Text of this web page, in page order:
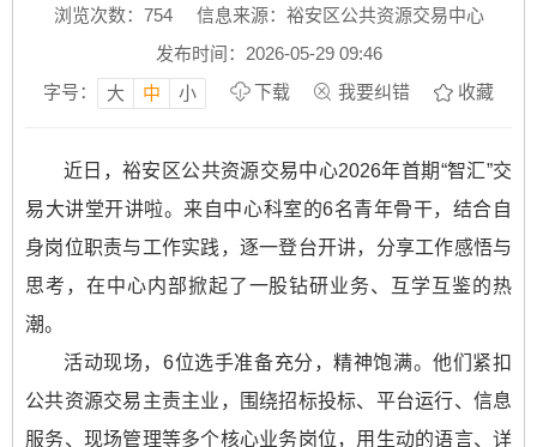
浏览次数： 754
信息来源：裕安区公共资源交易中心
发布时间：2026-05-29 09:46
字号：
大 中 小 下载 我要纠错 收藏
近日，裕安区公共资源交易中心2026年首期“智汇”交
易大讲堂开讲啦。来自中心科室的6名青年骨干，结合自
身岗位职责与工作实践，逐一登台开讲，分享工作感悟与
思考，在中心内部掀起了一股钻研业务、互学互鉴的热
潮。
活动现场，6位选手准备充分，精神饱满。他们紧扣
公共资源交易主责主业，围绕招标投标、平台运行、信息
服务、现场管理等多个核心业务岗位，用生动的语言、详